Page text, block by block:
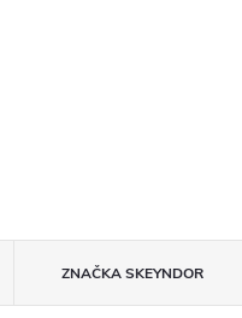
ZNAČKASKEYNDOR